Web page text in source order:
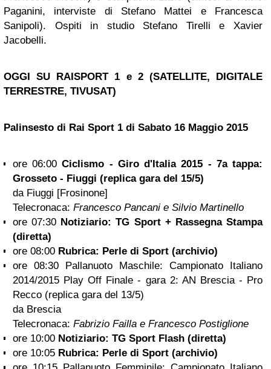
Paganini, interviste di Stefano Mattei e Francesca
Sanipoli). Ospiti in studio Stefano Tirelli e Xavier
Jacobelli.
OGGI SU RAISPORT 1 e 2 (SATELLITE, DIGITALE
TERRESTRE, TIVUSAT)
Palinsesto di Rai Sport 1 di Sabato 16 Maggio 2015
ore 06:00Ciclismo - Giro d'Italia 2015 - 7a tappa:
Grosseto - Fiuggi (replica gara del 15/5)
da Fiuggi [Frosinone]
Telecronaca: Francesco Pancani e Silvio Martinello
ore 07:30 Notiziario: TG Sport + Rassegna Stampa
(diretta)
ore 08:00 Rubrica: Perle di Sport (archivio)
ore 08:30 Pallanuoto Maschile: Campionato Italiano
2014/2015 Play Off Finale - gara 2: AN Brescia - Pro
Recco (replica gara del 13/5)
da Brescia
Telecronaca: Fabrizio Failla e Francesco Postiglione
ore 10:00 Notiziario: TG Sport Flash (diretta)
ore 10:05 Rubrica: Perle di Sport (archivio)